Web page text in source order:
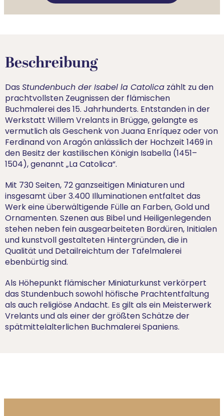
Beschreibung
DasStundenbuch der Isabel la Catolicazählt zu den
prachtvollsten Zeugnissen der flämischen
Buchmalerei des 15. Jahrhunderts. Entstanden in der
Werkstatt Willem Vrelants in Brügge, gelangte es
vermutlich als Geschenk von Juana Enríquez oder von
Ferdinand von Aragón anlässlich der Hochzeit 1469 in
den Besitz der kastilischen Königin Isabella (1451–
1504), genannt „La Catolica“.
Mit 730 Seiten, 72 ganzseitigen Miniaturen und
insgesamt über 3.400 Illuminationen entfaltet das
Werk eine überwältigende Fülle an Farben, Gold und
Ornamenten. Szenen aus Bibel und Heiligenlegenden
stehen neben fein ausgearbeiteten Bordüren, Initialen
und kunstvoll gestalteten Hintergründen, die in
Qualität und Detailreichtum der Tafelmalerei
ebenbürtig sind.
Als Höhepunkt flämischer Miniaturkunst verkörpert
das Stundenbuch sowohl höfische Prachtentfaltung
als auch religiöse Andacht. Es gilt als ein Meisterwerk
Vrelants und als einer der größten Schätze der
spätmittelalterlichen Buchmalerei Spaniens.